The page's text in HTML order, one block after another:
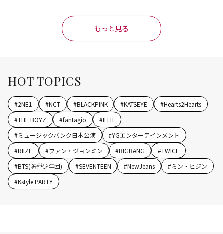
もっと見る
HOT TOPICS
#2NE1 #NCT #BLACKPINK #KATSEYE #Hearts2Hearts
#THE BOYZ #fantagio #ILLIT
#ミュージックバンク日本公演 #YGエンターテインメント
#RIIZE #ファン・ジョンミン #BIGBANG #TWICE
#BTS(防弾少年団) #SEVENTEEN #NewJeans #ミン・ヒジン
#Kstyle PARTY